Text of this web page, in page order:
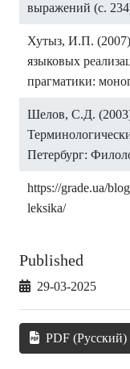
выражений (с.
Хутыз, И.П.
языковых
прагматики:
Шелов, С.Д.
Петербург:
https://grade.ua/
leksika/
Published
29-03-2025
PDF (Русский)